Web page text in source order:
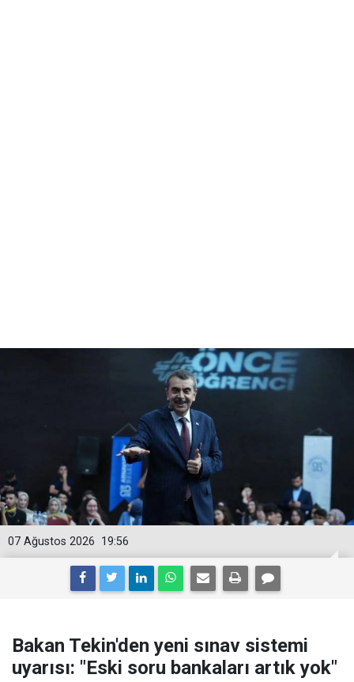
19:56
07 Ağustos 2026
Bakan Tekin'den yeni sınav sistemi
uyarısı: "Eski soru bankaları artık yok"